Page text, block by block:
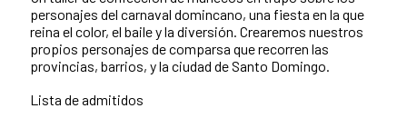
personajes del carnaval domincano, una fiesta en la que
reina el color, el baile y la diversión. Crearemos nuestros
propios personajes de comparsa que recorren las
provincias, barrios, y la ciudad de Santo Domingo.
Lista de admitidos